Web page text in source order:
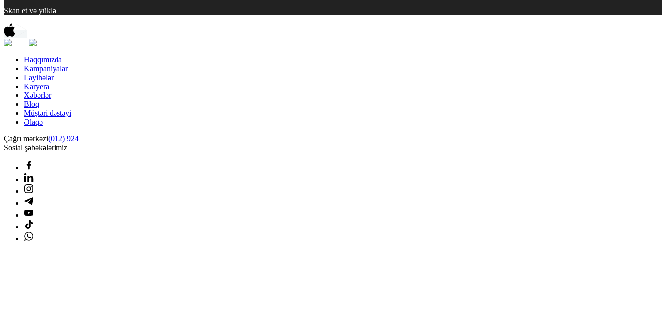
Skan et və yüklə
Haqqımızda
Kampaniyalar
Layihələr
Karyera
Xəbərlər
Bloq
Müştəri dəstəyi
Əlaqə
Çağrı mərkəzi(012) 924
Sosial şəbəkələrimiz